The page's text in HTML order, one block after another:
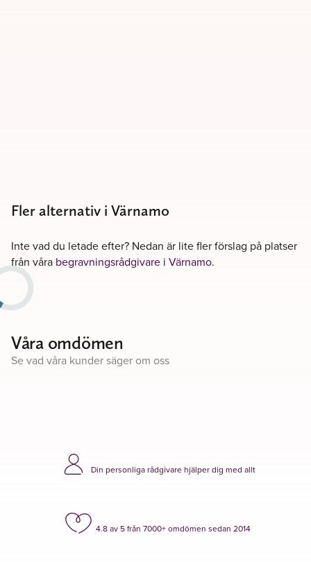
Fler alternativ i Värnamo
Inte vad du letade efter? Nedan är lite fler förslag på platser
från våra begravningsrådgivare i Värnamo.
Våra omdömen
Se vad våra kunder säger om oss
Din personliga rådgivare hjälper dig med allt
4.8 av 5 från 7000+ omdömen sedan 2014